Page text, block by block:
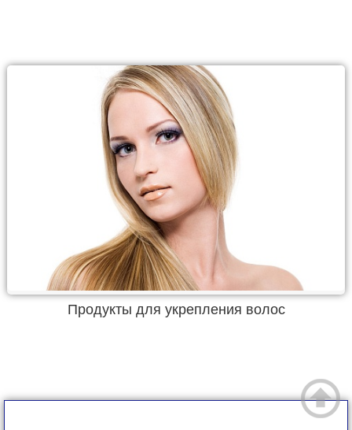
Продукты для укрепления волос